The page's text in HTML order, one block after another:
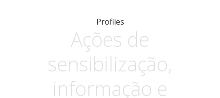
Profiles
Ações de
sensibilização,
informação e